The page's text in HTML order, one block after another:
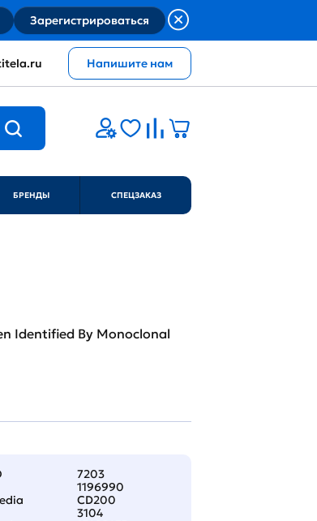
Зарегистрироваться
Напишите нам
БРЕНДЫ СПЕЦЗАКАЗ
Identified By Monoclonal
7203
1196990
CD200
3104